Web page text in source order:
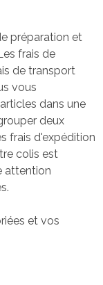
préparation et
frais de
de transport
vous
dans une
deux
frais d'expédition
colis est
attention
et vos